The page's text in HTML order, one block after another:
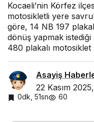
Kocaeli’nin Körfez
motosikletli yere
göre, 14 NB 197
dönüş yapmak istediği
480 plakalı
Asayiş
22 Kasım
0dk, 51sn 60